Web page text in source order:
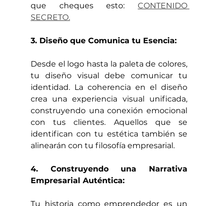
que cheques esto: CONTENIDO
SECRETO.
3. Diseño que Comunica tu Esencia:
Desde el logo hasta la paleta de colores,
tu diseño visual debe comunicar tu
identidad. La coherencia en el diseño
crea una experiencia visual unificada,
construyendo una conexión emocional
con tus clientes. Aquellos que se
identifican con tu estética también se
alinearán con tu filosofía empresarial.
4. Construyendo una Narrativa
Empresarial Auténtica:
Tu historia como emprendedor es un